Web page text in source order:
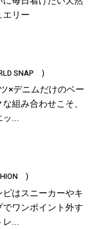
リー
SNAP )
×デニムだけのベー
組み合わせこそ、
ッ...
)
ピはスニーカーやキ
でワンポイント外す
...